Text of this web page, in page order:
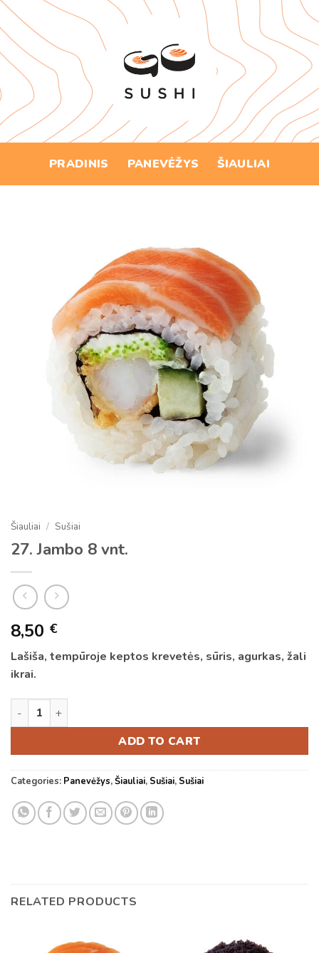
Skip
to
content
PRADINIS PANEVĖŽYS ŠIAULIAI
Šiauliai / Sušiai
27. Jambo 8 vnt.
8,50 €
Lašiša, tempūroje keptos krevetės, sūris, agurkas, žali
ikrai.
27. Jambo 8 vnt. quantity
ADD TO CART
Categories: Panevėžys,Šiauliai, Sušiai, Sušiai
RELATED PRODUCTS